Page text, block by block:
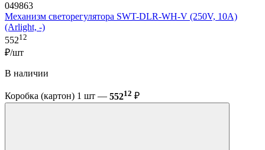
049863
Механизм светорегулятора SWT-DLR-WH-V (250V, 10A)
(Arlight, -)
55212
₽/шт
В наличии
Коробка (картон) 1 шт — 55212 ₽